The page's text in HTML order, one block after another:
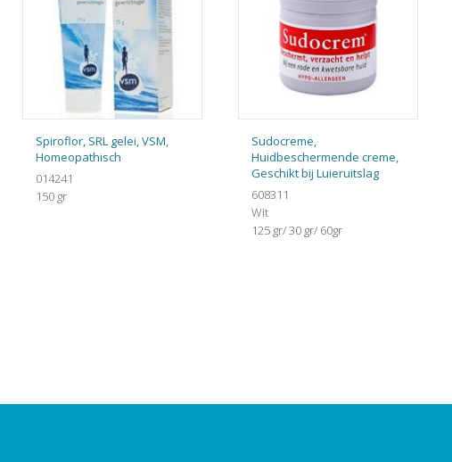
Spiroflor, SRL gelei, VSM,
Homeopathisch
014241
150 gr
Sudocreme,
Huidbeschermende creme,
Geschikt bij Luieruitslag
608311
Wit
125 gr/ 30 gr/ 60gr